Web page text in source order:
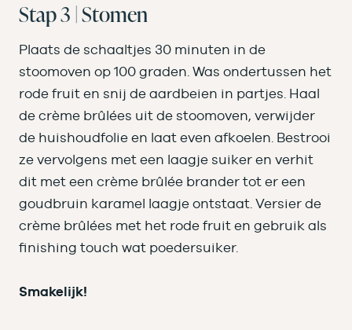
Stap 3 | Stomen
Plaats de schaaltjes 30 minuten in de
stoomoven op 100 graden. Was ondertussen het
rode fruit en snij de aardbeien in partjes. Haal
de crème brûlées uit de stoomoven, verwijder
de huishoudfolie en laat even afkoelen. Bestrooi
ze vervolgens met een laagje suiker en verhit
dit met een crème brûlée brander tot er een
goudbruin karamel laagje ontstaat. Versier de
crème brûlées met het rode fruit en gebruik als
finishing touch wat poedersuiker.
Smakelijk!